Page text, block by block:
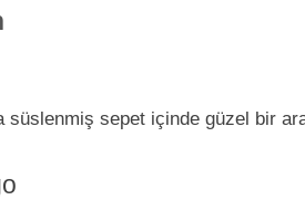
süslenmiş sepet içinde güzel bir